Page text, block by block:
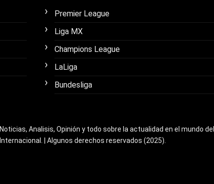
Premier League
Liga MX
Champions League
LaLiga
Bundesliga
Noticias, Analisis, Opinión y todo sobre la actualidad en el mundo
Internacional. | Algunos derechos reservados (2025).